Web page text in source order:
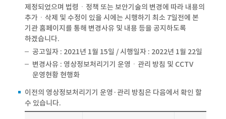
제정되었으며 법령ㆍ정책 또는 보안기술의 변경에 따라 내용의
추가ㆍ삭제 및 수정이 있을 시에는 시행하기 최소 7일전에 본
기관 홈페이지를 통해 변경사유 및 내용 등을 공지하도록
하겠습니다.
공고일자 : 2021년 1월 15일 / 시행일자 : 2022년 1월 22일
변경사유 : 영상정보처리기기 운영ㆍ관리 방침 및 CCTV
운영현황 현행화
이전의 영상정보처리기기 운영·관리 방침은 다음에서 확인 할
수 있습니다.